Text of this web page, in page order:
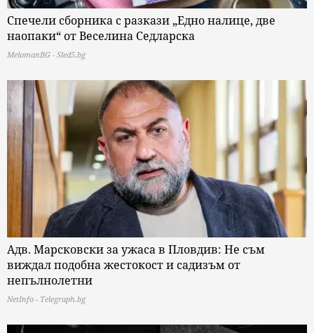
Спечели сборника с разкази „Едно налице, две
наопаки“ от Веселина Седларска
MelomanBG - Sled5.bg
Адв. Марсковски за ужаса в Пловдив: Не съм
виждал подобна жестокост и садизъм от
непълнолетни
NetInfo - Telegraph.bg